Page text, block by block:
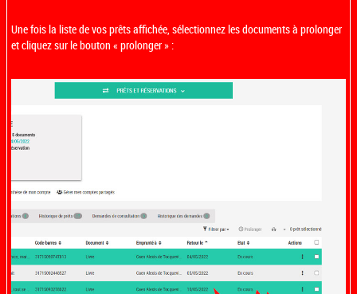
Une fois la liste de vos prêts affichée, sélectionnez les documents à prolonger
et cliquez sur le bouton « prolonger » :